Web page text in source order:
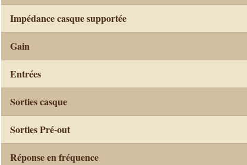
Impédance casque supportée
Gain
Entrées
Sorties casque
Sorties Pré-out
Réponse en fréquence